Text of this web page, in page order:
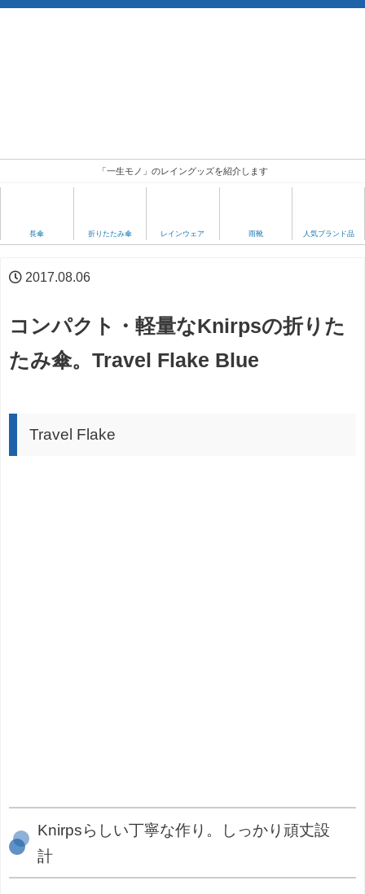
「一生モノ」のレイングッズを紹介します
長傘 折りたたみ傘 レインウェア 雨靴 人気ブランド品
2017.08.06
コンパクト・軽量なKnirpsの折りた
たみ傘。Travel Flake Blue
Travel Flake
Knirpsらしい丁寧な作り。しっかり頑丈設
計